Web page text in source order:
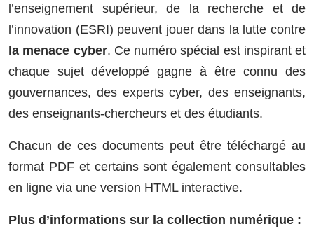
l’enseignement supérieur, de la recherche et de
l’innovation (ESRI) peuvent jouer dans la lutte contre
la menace cyber. Ce numéro spécial est inspirant et
chaque sujet développé gagne à être connu des
gouvernances, des experts cyber, des enseignants,
des enseignants-chercheurs et des étudiants.
Chacun de ces documents peut être téléchargé au
format PDF et certains sont également consultables
en ligne via une version HTML interactive.
Plus d’informations sur la collection numérique :